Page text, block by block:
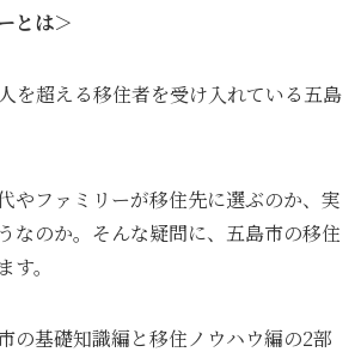
とは＞
を超える移住者を受け入れている五島
やファミリーが移住先に選ぶのか、実
なのか。そんな疑問に、五島市の移住
。
の基礎知識編と移住ノウハウ編の2部